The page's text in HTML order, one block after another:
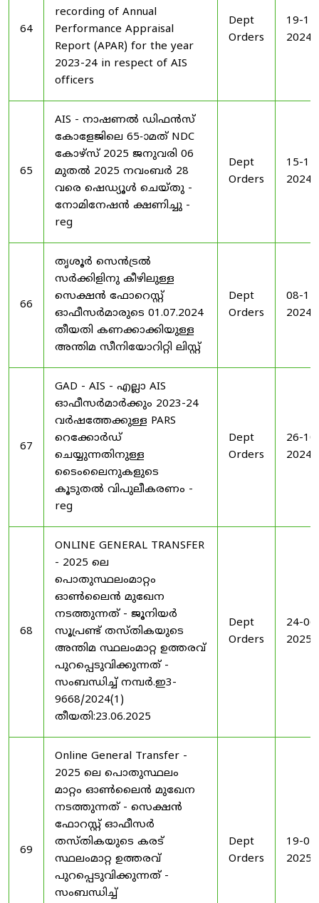
64
recording of Annual
Performance Appraisal
Report (APAR) for the year
2023-24 in respect of AIS
officers
Dept
Orders
19-
2024
65
AIS - നാഷണൽ ഡിഫൻസ്
കോളേജിലെ 65-ാമത് NDC
കോഴ്‌സ് 2025 ജനുവരി 06
മുതൽ 2025 നവംബർ 28
വരെ ഷെഡ്യൂൾ ചെയ്‌തു -
നോമിനേഷൻ ക്ഷണിച്ചു -
reg
Dept
Orders
15-
2024
66
തൃശൂർ സെൻട്രൽ
സർക്കിളിനു കീഴിലുള്ള
സെക്ഷൻ ഫോറെസ്റ്റ്
ഓഫീസർമാരുടെ 01.07.2024
തീയതി കണക്കാക്കിയുള്ള
അന്തിമ സീനിയോറിറ്റി ലിസ്റ്റ്
Dept
Orders
08-
2024
67
GAD - AIS - എല്ലാ AIS
ഓഫീസർമാർക്കും 2023-24
വർഷത്തേക്കുള്ള PARS
റെക്കോർഡ്
ചെയ്യുന്നതിനുള്ള
ടൈംലൈനുകളുടെ
കൂടുതൽ വിപുലീകരണം -
reg
Dept
Orders
26-
2024
68
ONLINE GENERAL TRANSFER
- 2025 ലെ
പൊതുസ്ഥലംമാറ്റം
ഓൺലൈൻ മുഖേന
നടത്തുന്നത് - ജൂനിയർ
സൂപ്രണ്ട് തസ്തികയുടെ
അന്തിമ സ്ഥലംമാറ്റ ഉത്തരവ്
പുറപ്പെടുവിക്കുന്നത് -
സംബന്ധിച്ച് നമ്പർ.ഇ3-
9668/2024(1)
തീയതി:23.06.2025
Dept
Orders
24-
2025
69
Online General Transfer -
2025 ലെ പൊതുസ്ഥലം
മാറ്റം ഓൺലൈൻ മുഖേന
നടത്തുന്നത് - സെക്ഷൻ
ഫോറസ്റ്റ് ഓഫീസർ
തസ്തികയുടെ കരട്
സ്ഥലംമാറ്റ ഉത്തരവ്
പുറപ്പെടുവിക്കുന്നത് -
സംബന്ധിച്ച്
Dept
Orders
19-
2025